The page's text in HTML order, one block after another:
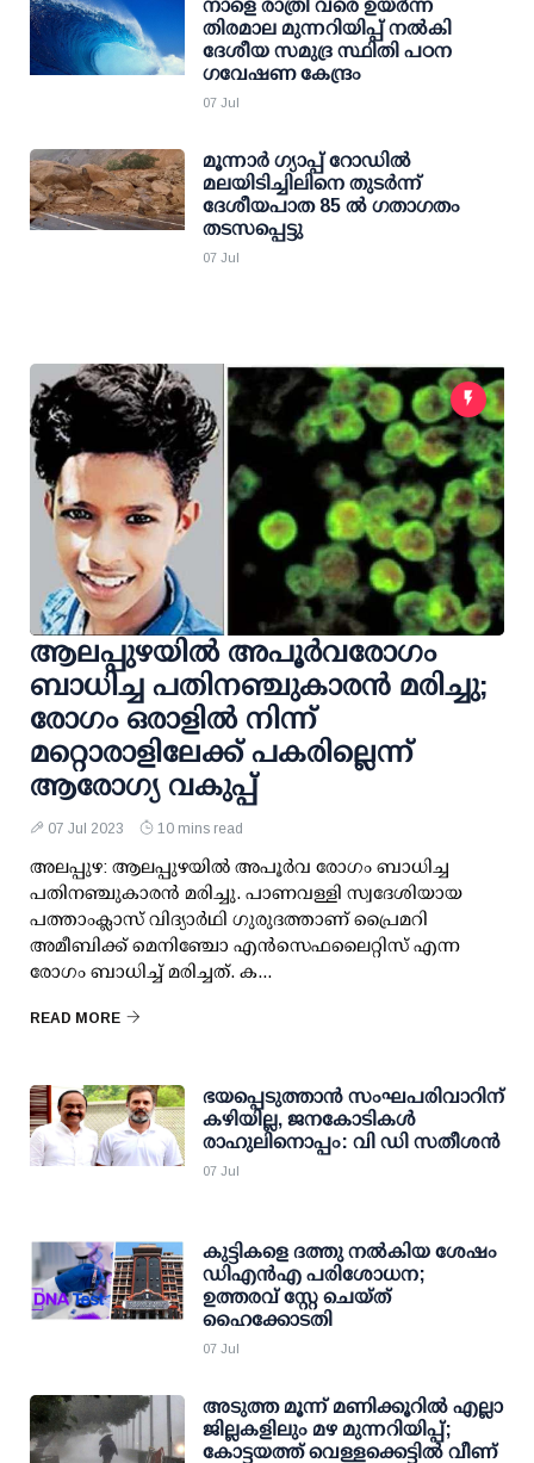
നാളെ രാത്രി വരെ ഉയര്‍ന്ന
തിരമാല മുന്നറിയിപ്പ് നല്‍കി
ദേശീയ സമുദ്ര സ്ഥിതി പഠന
ഗവേഷണ കേന്ദ്രം
07 Jul
മൂന്നാര്‍ ഗ്യാപ്പ് റോഡില്‍
മലയിടിച്ചിലിനെ തുടര്‍ന്ന്
ദേശീയപാത 85 ല്‍ ഗതാഗതം
തടസപ്പെട്ടു
07 Jul
ആലപ്പുഴയില്‍ അപൂര്‍വരോഗം
ബാധിച്ച പതിനഞ്ചുകാരന്‍ മരിച്ചു;
രോഗം ഒരാളില്‍ നിന്ന്
മറ്റൊരാളിലേക്ക് പകരില്ലെന്ന്
ആരോഗ്യ വകുപ്പ്
07 Jul 2023 10 mins read
അലപ്പുഴ: ആലപ്പുഴയില്‍ അപൂര്‍വ രോഗം ബാധിച്ച
പതിനഞ്ചുകാരന്‍ മരിച്ചു. പാണവള്ളി സ്വദേശിയായ
പത്താംക്ലാസ് വിദ്യാര്‍ഥി ഗുരുദത്താണ് പ്രൈമറി
അമീബിക്ക് മെനിഞ്ചോ എന്‍സെഫലൈറ്റിസ് എന്ന
രോഗം ബാധിച്ച് മരിച്ചത്. ക...
READ MORE
ഭയപ്പെടുത്താൻ സംഘപരിവാറിന്
കഴിയില്ല, ജനകോടികൾ
രാഹുലിനൊപ്പം: വി ഡി സതീശൻ
07 Jul
കുട്ടികളെ ദത്തു നല്‍കിയ ശേഷം
ഡിഎന്‍എ പരിശോധന;
ഉത്തരവ് സ്റ്റേ ചെയ്ത്
ഹൈക്കോടതി
07 Jul
അടുത്ത മൂന്ന് മണിക്കൂറില്‍ എല്ലാ
ജില്ലകളിലും മഴ മുന്നറിയിപ്പ്;
കോട്ടയത്ത് വെള്ളക്കെട്ടില്‍ വീണ്